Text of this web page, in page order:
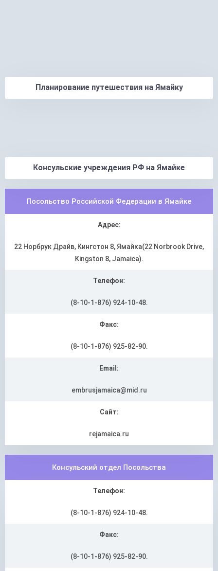
Планирование путешествия на Ямайку
Консульские учреждения РФ на Ямайке
Посольство Российской Федерации в Ямайке
Адрес:
22 Норбрук Драйв, Кингстон 8, Ямайка(22 Norbrook Drive,
Kingston 8, Jamaica).
Телефон:
(8-10-1-876) 924-10-48.
Факс:
(8-10-1-876) 925-82-90.
Email:
embrusjamaica@mid.ru
Сайт:
rejamaica.ru
Консульский отдел Посольства
Телефон:
(8-10-1-876) 924-10-48.
Факс:
(8-10-1-876) 925-82-90.